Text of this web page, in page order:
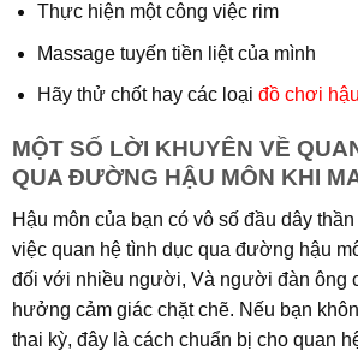
Thực hiện một công việc rim
Massage tuyến tiền liệt của mình
Hãy thử chốt hay các loại đồ chơi
MỘT SỐ LỜI KHUYÊN VỀ
QUA ĐƯỜNG HẬU MÔN KHI
Hậu môn của bạn có vô số đầu dây
việc quan hệ tình dục qua đường hậu
đối với nhiều người, Và người đàn ông
hưởng cảm giác chặt chẽ. Nếu bạn
thai kỳ, đây là cách chuẩn bị cho quan